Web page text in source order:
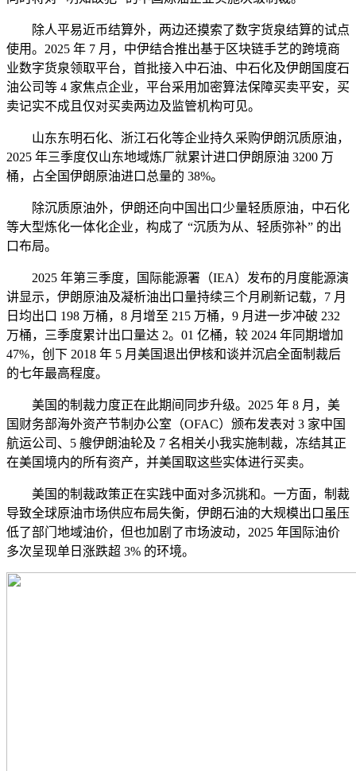
除人平易近币结算外，两边还摸索了数字货泉结算的试点
使用。2025 年 7 月，中伊结合推出基于区块链手艺的跨境商
业数字货泉领取平台，首批接入中石油、中石化及伊朗国度石
油公司等 4 家焦点企业，平台采用加密算法保障买卖平安，买
卖记实不成且仅对买卖两边及监管机构可见。
山东东明石化、浙江石化等企业持久采购伊朗沉质原油，
2025 年三季度仅山东地域炼厂就累计进口伊朗原油 3200 万
桶，占全国伊朗原油进口总量的 38%。
除沉质原油外，伊朗还向中国出口少量轻质原油，中石化
等大型炼化一体化企业，构成了 “沉质为从、轻质弥补” 的出
口布局。
2025 年第三季度，国际能源署（IEA）发布的月度能源演
讲显示，伊朗原油及凝析油出口量持续三个月刷新记载，7 月
日均出口 198 万桶，8 月增至 215 万桶，9 月进一步冲破 232
万桶，三季度累计出口量达 2。01 亿桶，较 2024 年同期增加
47%，创下 2018 年 5 月美国退出伊核和谈并沉启全面制裁后
的七年最高程度。
美国的制裁力度正在此期间同步升级。2025 年 8 月，美
国财务部海外资产节制办公室（OFAC）颁布发表对 3 家中国
航运公司、5 艘伊朗油轮及 7 名相关小我实施制裁，冻结其正
在美国境内的所有资产，并美国取这些实体进行买卖。
美国的制裁政策正在实践中面对多沉挑和。一方面，制裁
导致全球原油市场供应布局失衡，伊朗石油的大规模出口虽压
低了部门地域油价，但也加剧了市场波动，2025 年国际油价
多次呈现单日涨跌超 3% 的环境。